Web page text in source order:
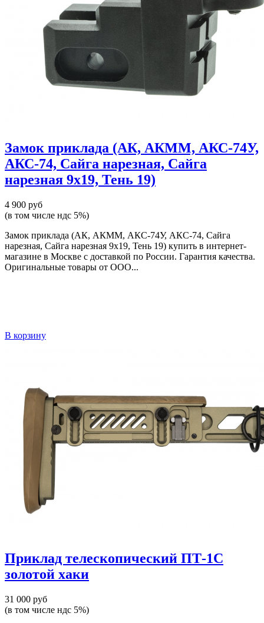
Замок приклада (АК, АКММ, АКС-74У,
АКС-74, Сайга нарезная, Сайга
нарезная 9х19, Тень 19)
4 900 руб
(в том числе ндс 5%)
Замок приклада (АК, АКММ, АКС-74У, АКС-74, Сайга
нарезная, Сайга нарезная 9х19, Тень 19) купить в интернет-
магазине в Москве с доставкой по России. Гарантия качества.
Оригинальные товары от ООО...
В корзину
Приклад телескопический ПТ-1С
золотой хаки
31 000 руб
(в том числе ндс 5%)